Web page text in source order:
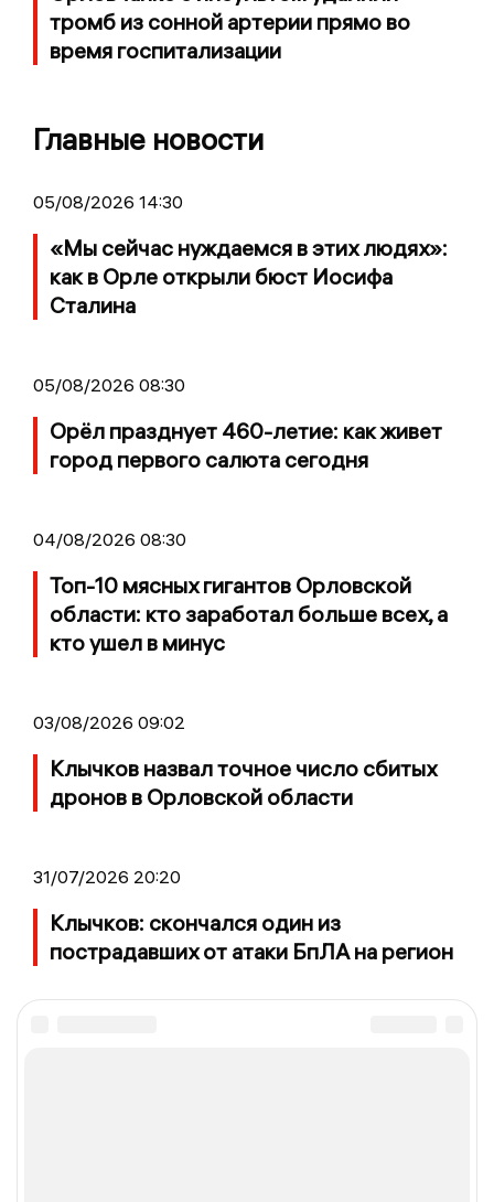
тромб из сонной артерии прямо во
время госпитализации
Главные новости
05/08/2026 14:30
«Мы сейчас нуждаемся в этих людях»:
как в Орле открыли бюст Иосифа
Сталина
05/08/2026 08:30
Орёл празднует 460-летие: как живет
город первого салюта сегодня
04/08/2026 08:30
Топ-10 мясных гигантов Орловской
области: кто заработал больше всех, а
кто ушел в минус
03/08/2026 09:02
Клычков назвал точное число сбитых
дронов в Орловской области
31/07/2026 20:20
Клычков: скончался один из
пострадавших от атаки БпЛА на регион